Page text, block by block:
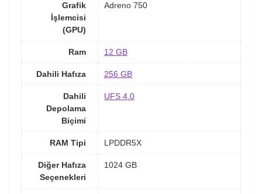
Grafik
İşlemcisi
(GPU)
Adreno 750
Ram 12 GB
Dahili Hafıza 256 GB
Dahili
Depolama
Biçimi
UFS 4.0
RAM Tipi LPDDR5X
Diğer Hafıza
Seçenekleri
1024 GB